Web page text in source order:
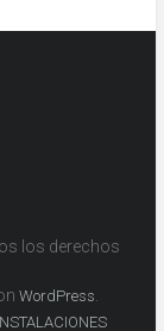
los derechos
WordPress.